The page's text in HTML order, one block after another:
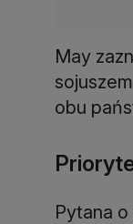
May
obu
Pytana